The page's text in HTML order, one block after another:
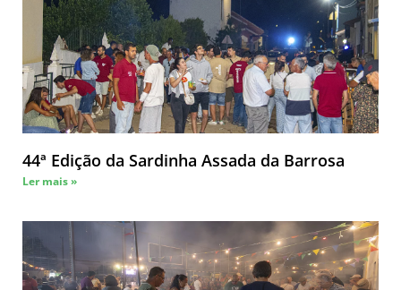
44ª Edição da Sardinha Assada da Barrosa
Ler mais »